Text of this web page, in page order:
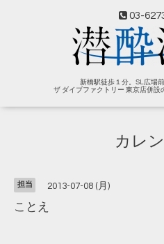
03-
新橋駅徒歩１分。SL広場
ザ ダイブファクトリー 東京店併設
カレ
担当 2013-07-08 (月)
ことえ